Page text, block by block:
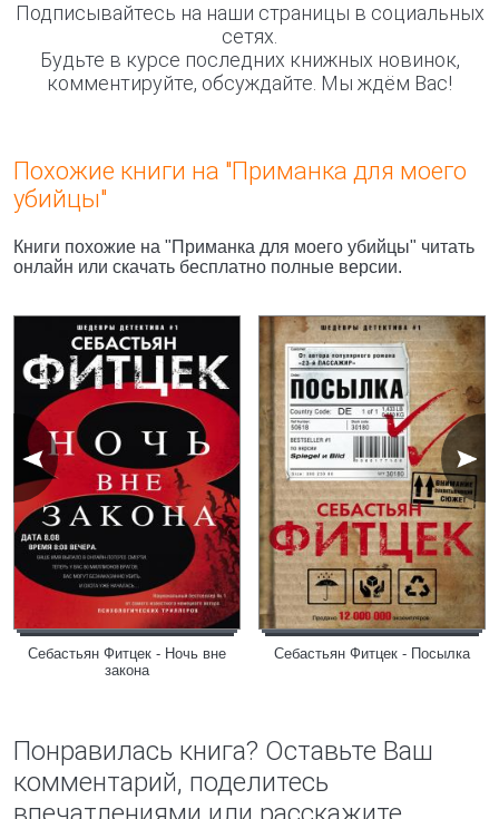
Подписывайтесь на наши страницы в социальных
сетях.
Будьте в курсе последних книжных новинок,
комментируйте, обсуждайте. Мы ждём Вас!
Похожие книги на "Приманка для моего
убийцы"
Книги похожие на "Приманка для моего убийцы" читать
онлайн или скачать бесплатно полные версии.
Себастьян Фитцек - Ночь вне
закона
Себастьян Фитцек - Посылка
Понравилась книга? Оставьте Ваш
комментарий, поделитесь